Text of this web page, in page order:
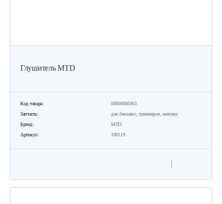
Глушитель MTD
Код товара:
00000000363
Запчасть:
для бензокос, триммеров, мотокос
Бренд:
MTD
Артикул:
180119